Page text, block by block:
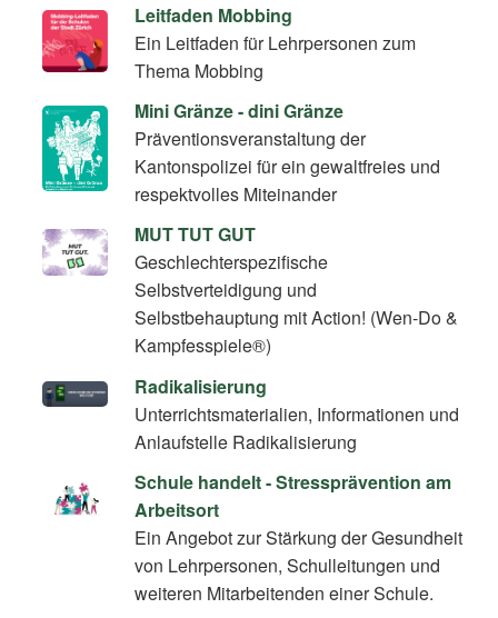
Leitfaden Mobbing
Ein Leitfaden für Lehrpersonen zum
Thema Mobbing
Mini Gränze - dini Gränze
Präventionsveranstaltung der
Kantonspolizei für ein gewaltfreies und
respektvolles Miteinander
MUT TUT GUT
Geschlechterspezifische
Selbstverteidigung und
Selbstbehauptung mit Action! (Wen-Do &
Kampfesspiele®)
Radikalisierung
Unterrichtsmaterialien, Informationen und
Anlaufstelle Radikalisierung
Schule handelt - Stressprävention am
Arbeitsort
Ein Angebot zur Stärkung der Gesundheit
von Lehrpersonen, Schulleitungen und
weiteren Mitarbeitenden einer Schule.